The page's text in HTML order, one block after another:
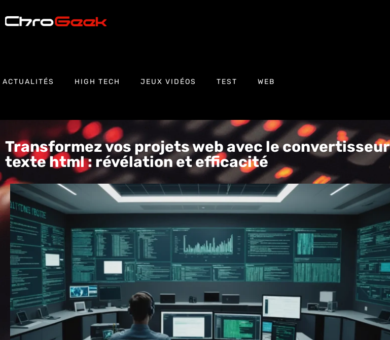
ACTUALITÉS HIGH TECH JEUX VIDÉOS TEST WEB
Transformez vos projets web avec le convertisseur
texte html : révélation et efficacité